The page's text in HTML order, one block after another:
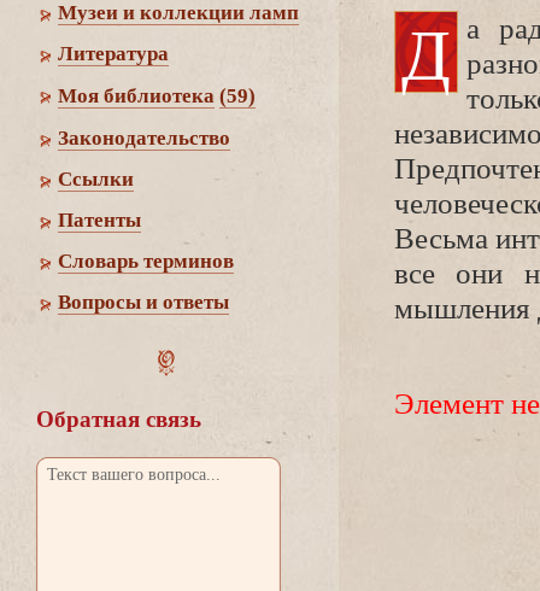
Музеи и коллекции ламп
Литература
Моя библиотека (59)
Законодательство
Cсылки
Патенты
Словарь термино
опросы и ответы
Обратная связь
Д а
есьма
се они
мышления
Элемент